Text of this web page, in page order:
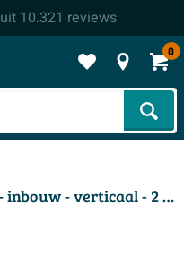
uit 10.321 reviews
0
Crosswater MPRO badkraan - inbouw - verticaal - 2 functies - mat zwart